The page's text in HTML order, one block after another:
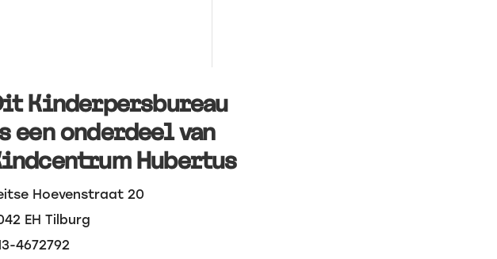
Kinderpersbureau
een onderdeel van
Hubertus
Hoevenstraat 20
EH Tilburg
4672792